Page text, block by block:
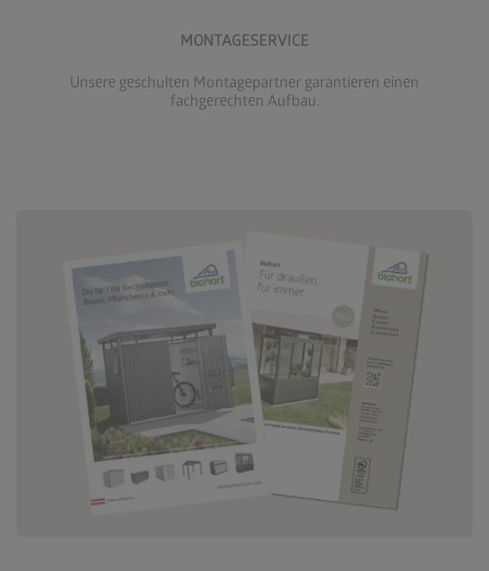
MONTAGESERVICE
Unsere geschulten Montagepartner garantieren einen
fachgerechten Aufbau.